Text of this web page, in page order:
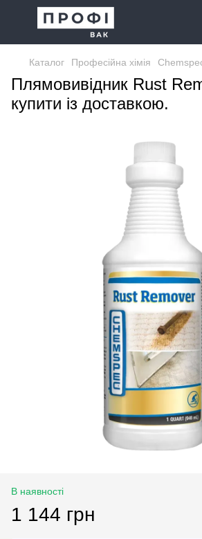
Каталог Професійна хімія
Плямовивідник Rust
купити із доставкою.
В наявності
1 144 грн